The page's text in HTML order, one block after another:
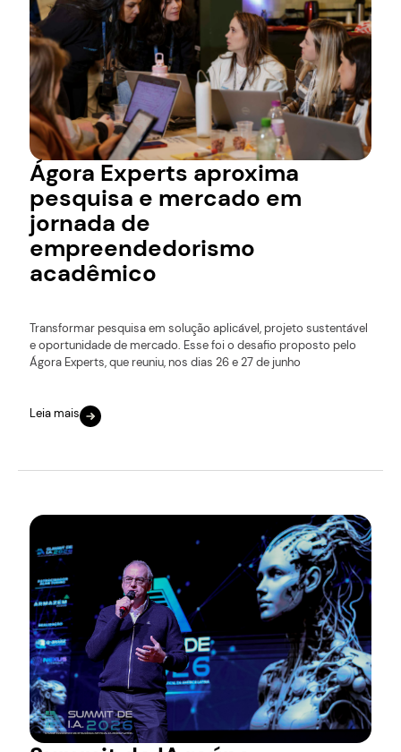
Ágora Experts aproxima
pesquisa e mercado em
jornada de
empreendedorismo
acadêmico
Transformar pesquisa em solução aplicável, projeto sustentável
e oportunidade de mercado. Esse foi o desafio proposto pelo
Ágora Experts, que reuniu, nos dias 26 e 27 de junho
Leia mais